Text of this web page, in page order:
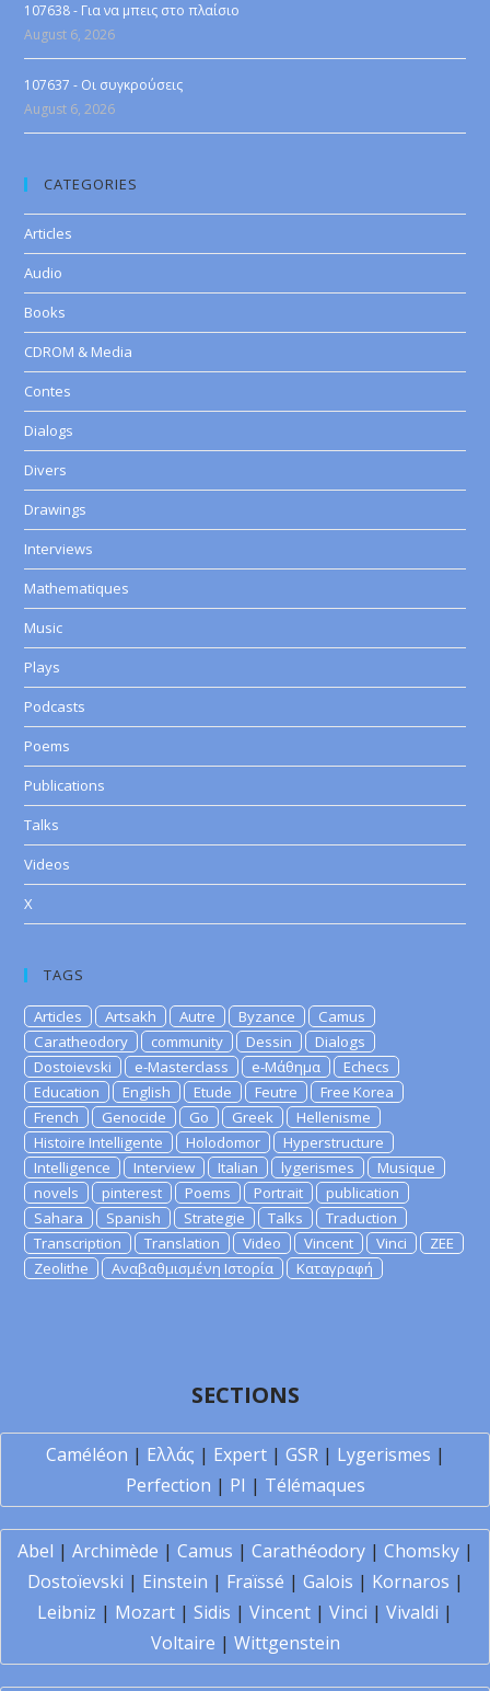
107638 - Για να μπεις στο πλαίσιο
August 6, 2026
107637 - Οι συγκρούσεις
August 6, 2026
CATEGORIES
Articles
Audio
Books
CDROM & Media
Contes
Dialogs
Divers
Drawings
Interviews
Mathematiques
Music
Plays
Podcasts
Poems
Publications
Talks
Videos
X
TAGS
Articles Artsakh Autre Byzance
Camus
Caratheodory
community Dessin
Dialogs
Dostoievski
e-Masterclass e-Μάθημα
Echecs
Education
English Etude Feutre
Free Korea
French
Genocide Go Greek
Hellenisme
Histoire Intelligente
Holodomor
Hyperstructure
Intelligence
Interview Italian lygerismes
Musique
novels
pinterest Poems Portrait
publication
Sahara
Spanish Strategie Talks
Traduction
Transcription
Translation Video Vincent Vinci
ZEE
Zeolithe
Αναβαθμισμένη Ιστορία Καταγραφή
SECTIONS
Caméléon | Ελλάς | Expert| GSR| Lygerismes |
Perfection | PI | Télémaques
Abel | Archimède | Camus | Carathéodory| Chomsky|
Dostoïevski | Einstein | Fraïssé | Galois | Kornaros |
Leibniz | Mozart | Sidis | Vincent | Vinci | Vivaldi |
Voltaire | Wittgenstein